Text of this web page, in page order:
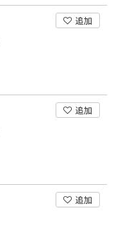
追加
追加
追加